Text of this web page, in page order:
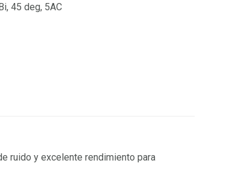
45 deg, 5AC
AC de 45° quantity
ruido y excelente rendimiento para